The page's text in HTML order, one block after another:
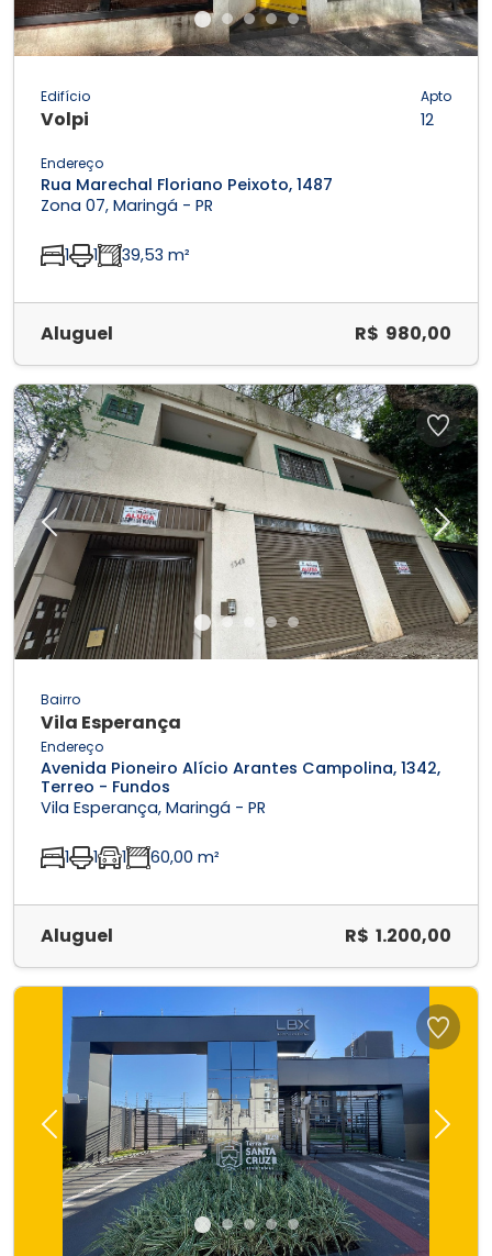
Edifício
Volpi
Apto
12
Endereço
Rua Marechal Floriano Peixoto, 1487
Zona 07, Maringá - PR
1 1 39,53 m²
Aluguel R$ 980,00
Previous Next
Bairro
Vila Esperança
Endereço
Avenida Pioneiro Alício Arantes Campolina, 1342,
Terreo - Fundos
Vila Esperança, Maringá - PR
1 1 1 60,00 m²
Aluguel R$ 1.200,00
Previous Next